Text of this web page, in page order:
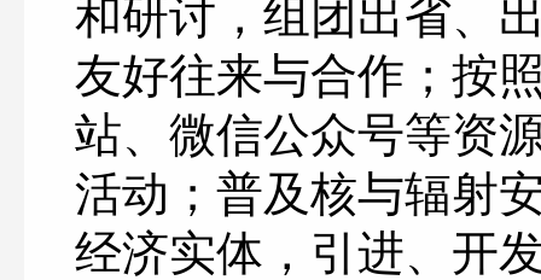
和研讨，组团出省、
友好往来与合作；按
站、微信公众号等资
活动；普及核与辐射
经济实体，引进、开